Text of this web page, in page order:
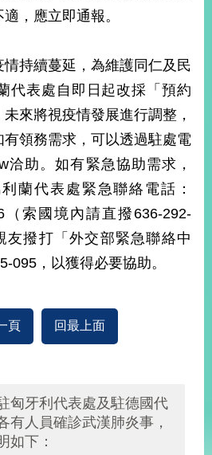
，應立即通報。
持續蔓延，為維護同仁及民
代表處自即日起改採「預約
來將視疫情發展進行調整，
領務需求，可以透過駐處電
洽助。如有緊急協助需求，
蘭代表處緊急聯絡電話：
（索國境內請直撥636-292-
友撥打「外交部緊急聯絡中
095，以獲得必要協助。
頁 回最上面
匈牙利代表處及駐德國代
有人員確診武漢肺炎事，
如下：